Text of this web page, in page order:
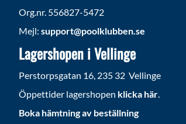
Org.nr. 556827-5472
Mejl:support@poolklubben.se
Lagershopen i Vellinge
Perstorpsgatan 16, 235 32 Vellinge
Öppettider lagershopen klicka här.
Boka hämtning av beställning